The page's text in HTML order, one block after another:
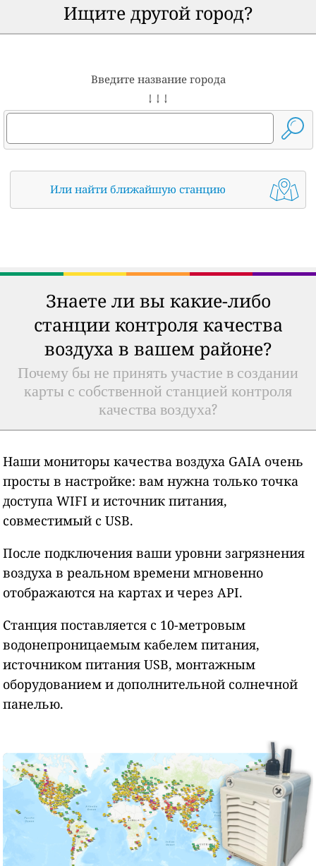
Ищите другой город?
Введите название города
↓ ↓ ↓
Или найти ближайшую станцию
Знаете ли вы какие-либо
станции контроля качества
воздуха в вашем районе?
Почему бы не принять участие в создании
карты с собственной станцией контроля
качества воздуха?
Наши мониторы качества воздуха GAIA очень
просты в настройке: вам нужна только точка
доступа WIFI и источник питания,
совместимый с USB.
После подключения ваши уровни загрязнения
воздуха в реальном времени мгновенно
отображаются на картах и через API.
Станция поставляется с 10-метровым
водонепроницаемым кабелем питания,
источником питания USB, монтажным
оборудованием и дополнительной солнечной
панелью.